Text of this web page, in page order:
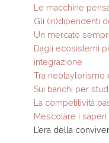
Le macchine
Gli (in)dipendenti
Un mercato
Dagli ecosistemi
integrazione
Tra neotaylorismo
Sui banchi per
La competitività
Mescolare i saperi
L’era della